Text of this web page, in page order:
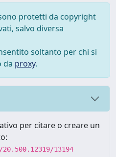
protetti da copyright
salvo diversa
soltanto per chi si
da proxy.
per citare o creare un
13194